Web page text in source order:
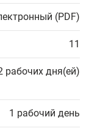
(PDF)
11
рабочих дня(ей)
1 рабочий день